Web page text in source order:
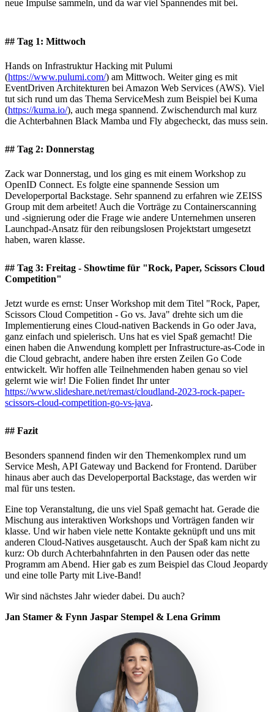
neue Impulse sammeln, und da war viel Spannendes mit bei.
## Tag 1: Mittwoch
Hands on Infrastruktur Hacking mit Pulumi
(https://www.pulumi.com/) am Mittwoch. Weiter ging es mit
EventDriven Architekturen bei Amazon Web Services (AWS). Viel
tut sich rund um das Thema ServiceMesh zum Beispiel bei Kuma
(https://kuma.io/), auch mega spannend. Zwischendurch mal kurz
die Achterbahnen Black Mamba und Fly abgecheckt, das muss sein.
## Tag 2: Donnerstag
Zack war Donnerstag, und los ging es mit einem Workshop zu
OpenID Connect. Es folgte eine spannende Session um
Developerportal Backstage. Sehr spannend zu erfahren wie ZEISS
Group mit dem arbeitet! Auch die Vorträge zu Containerscanning
und -signierung oder die Frage wie andere Unternehmen unseren
Launchpad-Ansatz für den reibungslosen Projektstart umgesetzt
haben, waren klasse.
## Tag 3: Freitag - Showtime für "Rock, Paper, Scissors Cloud
Competition"
Jetzt wurde es ernst: Unser Workshop mit dem Titel "Rock, Paper,
Scissors Cloud Competition - Go vs. Java" drehte sich um die
Implementierung eines Cloud-nativen Backends in Go oder Java,
ganz einfach und spielerisch. Uns hat es viel Spaß gemacht! Die
einen haben die Anwendung komplett per Infrastructure-as-Code in
die Cloud gebracht, andere haben ihre ersten Zeilen Go Code
entwickelt. Wir hoffen alle Teilnehmenden haben genau so viel
gelernt wie wir! Die Folien findet Ihr unter
https://www.slideshare.net/remast/cloudland-2023-rock-paper-
scissors-cloud-competition-go-vs-java.
## Fazit
Besonders spannend finden wir den Themenkomplex rund um
Service Mesh, API Gateway und Backend for Frontend. Darüber
hinaus aber auch das Developerportal Backstage, das werden wir
mal für uns testen.
Eine top Veranstaltung, die uns viel Spaß gemacht hat. Gerade die
Mischung aus interaktiven Workshops und Vorträgen fanden wir
klasse. Und wir haben viele nette Kontakte geknüpft und uns mit
anderen Cloud-Natives ausgetauscht. Auch der Spaß kam nicht zu
kurz: Ob durch Achterbahnfahrten in den Pausen oder das nette
Programm am Abend. Hier gab es zum Beispiel das Cloud Jeopardy
und eine tolle Party mit Live-Band!
Wir sind nächstes Jahr wieder dabei. Du auch?
Jan Stamer & Fynn Jaspar Stempel & Lena Grimm